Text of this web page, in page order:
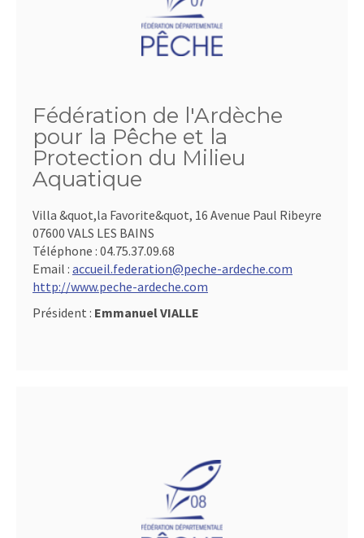
Fédération de l'Ardèche
pour la Pêche et la
Protection du Milieu
Aquatique
Villa &quot,la Favorite&quot, 16 Avenue Paul Ribeyre
07600 VALS LES BAINS
Téléphone : 04.75.37.09.68
Email : accueil.federation@peche-ardeche.com
http://www.peche-ardeche.com
Président : Emmanuel VIALLE